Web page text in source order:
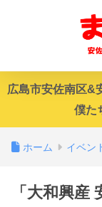
広島市安佐南区&
僕た
ホーム イベン
「大和興産